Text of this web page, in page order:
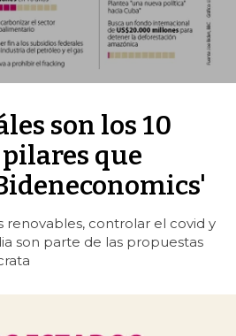
son los 10
que
renovables, controlar el covid y
son parte de las propuestas